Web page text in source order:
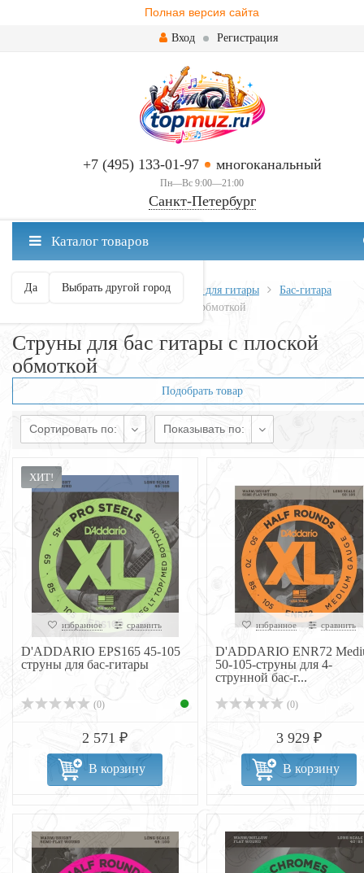
Полная версия сайта
Вход Регистрация
+7 (495) 133-01-97 многоканальный
Пн—Вс 9:00—21:00
Санкт-Петербург
Санкт-Петербург ваш город?
Да Выбрать другой город
Каталог товаров
Главная Всё для гитары Струны для гитары
Бас-гитара
Струны для бас гитары с плоской обмоткой
Струны для бас гитары с плоской
обмоткой
Подобрать товар
Сортировать по: Показывать по:
ХИТ!
избранное сравнить
D'ADDARIO EPS165 45-105
струны для бас-гитары
(0)
2 571 ₽
В корзину
избранное сравнить
D'ADDARIO ENR72
50-105-струны для 4-
струнной бас-г...
(0)
3 929 ₽
В корзину